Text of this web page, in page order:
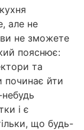
але не
ви не зможете
пояснює:
та
починає йти
і є
що будь-